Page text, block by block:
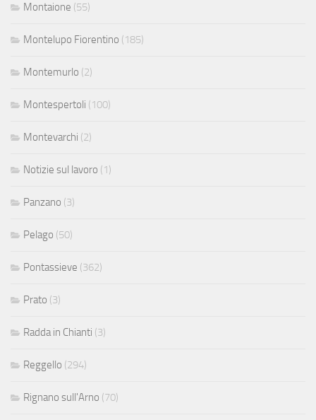
Montaione (55)
Montelupo Fiorentino (185)
Montemurlo (2)
Montespertoli (100)
Montevarchi (2)
Notizie sul lavoro (1)
Panzano (3)
Pelago (50)
Pontassieve (362)
Prato (3)
Radda in Chianti (3)
Reggello (294)
Rignano sull'Arno (70)